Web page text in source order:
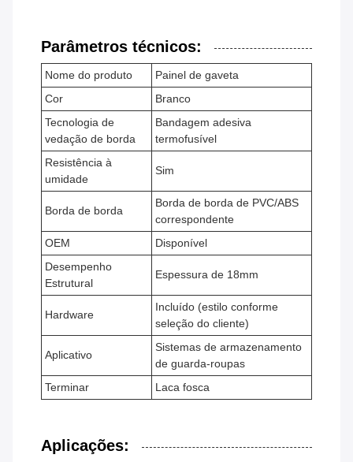
Parâmetros técnicos:
Nome do produto
Painel de gaveta
Cor
Branco
Tecnologia de
vedação de borda
Bandagem adesiva
termofusível
Resistência à
umidade
Sim
Borda de borda
Borda de borda de PVC/ABS
correspondente
OEM
Disponível
Desempenho
Estrutural
Espessura de 18mm
Hardware
Incluído (estilo conforme
seleção do cliente)
Aplicativo
Sistemas de armazenamento
de guarda-roupas
Terminar
Laca fosca
Aplicações: